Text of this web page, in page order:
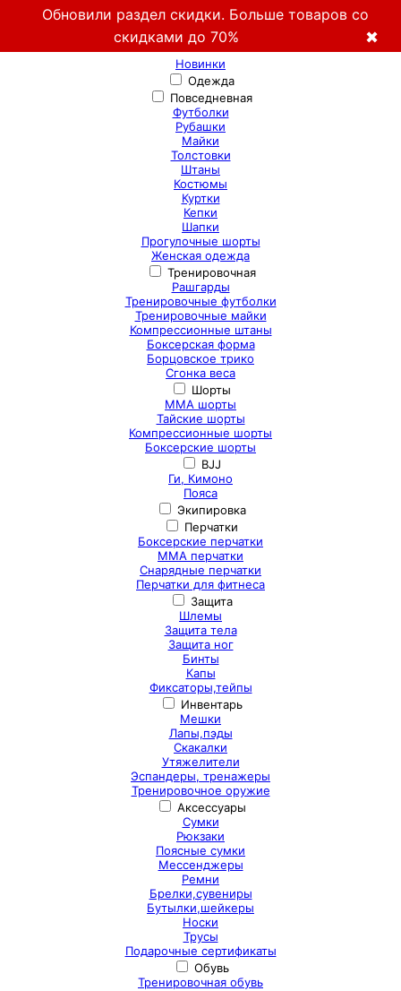
Обновили раздел скидки. Больше товаров со
скидками до 70%
✖
Новинки
Одежда
Повседневная
Футболки
Рубашки
Майки
Толстовки
Штаны
Костюмы
Куртки
Кепки
Шапки
Прогулочные шорты
Женская одежда
Тренировочная
Рашгарды
Тренировочные футболки
Тренировочные майки
Компрессионные штаны
Боксерская форма
Борцовское трико
Сгонка веса
Шорты
ММА шорты
Тайские шорты
Компрессионные шорты
Боксерские шорты
BJJ
Ги, Кимоно
Пояса
Экипировка
Перчатки
Боксерские перчатки
ММА перчатки
Снарядные перчатки
Перчатки для фитнеса
Защита
Шлемы
Защита тела
Защита ног
Бинты
Капы
Фиксаторы,тейпы
Инвентарь
Мешки
Лапы,пэды
Скакалки
Утяжелители
Эспандеры, тренажеры
Тренировочное оружие
Аксессуары
Сумки
Рюкзаки
Поясные сумки
Мессенджеры
Ремни
Брелки,сувениры
Бутылки,шейкеры
Носки
Трусы
Подарочные сертификаты
Обувь
Тренировочная обувь